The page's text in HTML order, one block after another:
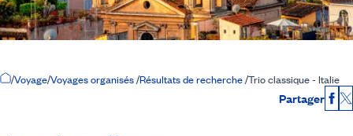
Accueil
/Voyage/Voyages organisés/Résultats de recherche/Trio classique - Italie
Partager X